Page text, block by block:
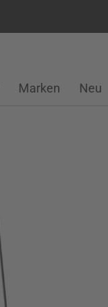
Marken Neu